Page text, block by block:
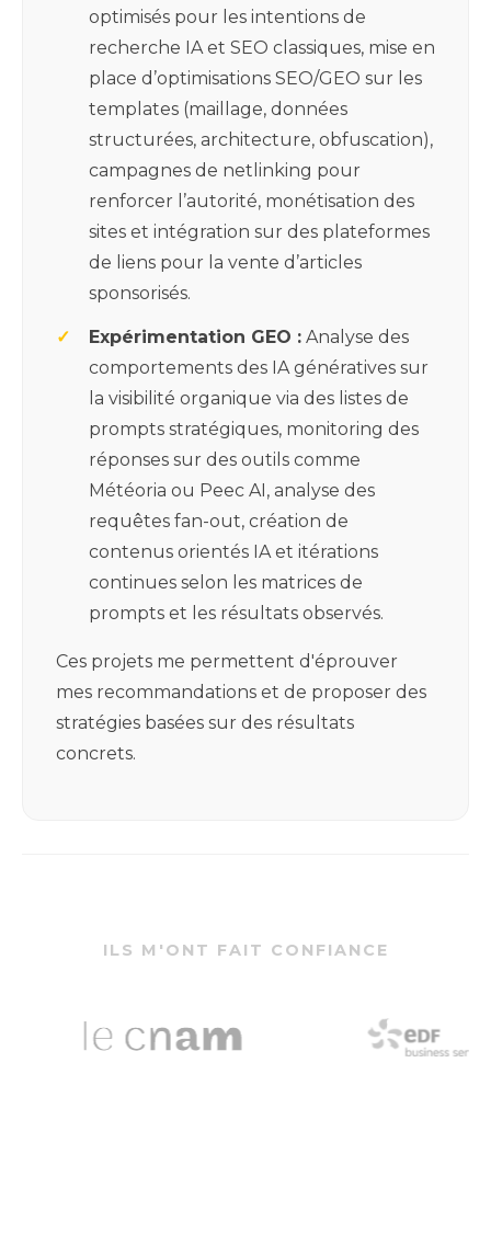
optimisés pour les intentions de
recherche IA et SEO classiques, mise en
place d’optimisations SEO/GEO sur les
templates (maillage, données
structurées, architecture, obfuscation),
campagnes de netlinking pour
renforcer l’autorité, monétisation des
sites et intégration sur des plateformes
de liens pour la vente d’articles
sponsorisés.
Expérimentation GEO : Analyse des
comportements des IA génératives sur
la visibilité organique via des listes de
prompts stratégiques, monitoring des
réponses sur des outils comme
Météoria ou Peec AI, analyse des
requêtes fan-out, création de
contenus orientés IA et itérations
continues selon les matrices de
prompts et les résultats observés.
Ces projets me permettent d'éprouver
mes recommandations et de proposer des
stratégies basées sur des résultats
concrets.
ILS M'ONT FAIT CONFIANCE